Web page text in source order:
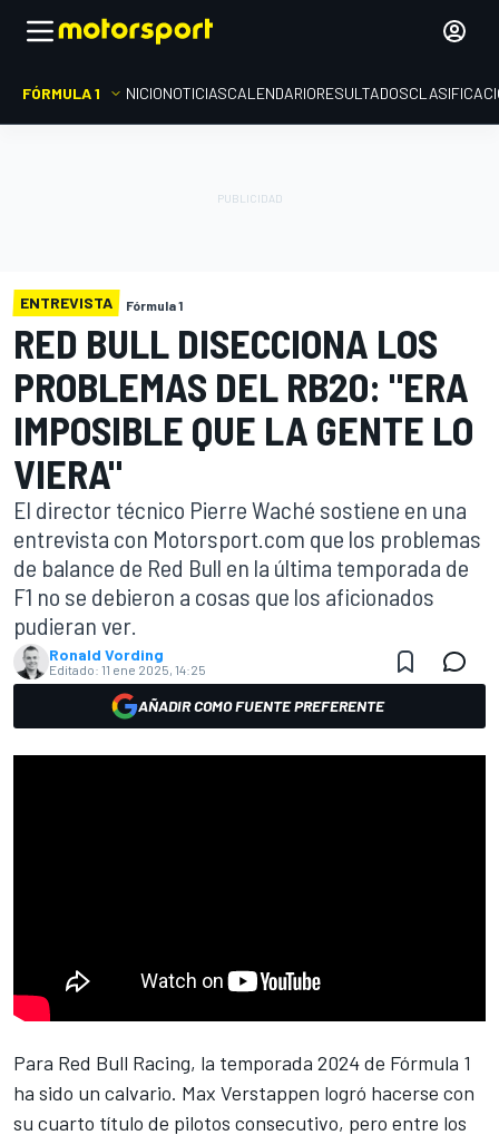
FÓRMULA 1 INICIONOTICIASCALENDARIORESULTADOS
ENTREVISTA Fórmula 1
RED BULL DISECCIONA LOS
PROBLEMAS DEL RB20: "ERA
IMPOSIBLE QUE LA GENTE LO
VIERA"
El director técnico Pierre Waché sostiene en una
entrevista con Motorsport.com que los problemas
de balance de Red Bull en la última temporada de
F1 no se debieron a cosas que los aficionados
pudieran ver.
Ronald Vording
Editado: 11 ene 2025, 14:25
AÑADIR COMO FUENTE PREFERENTE
Para Red Bull Racing, la temporada 2024 de Fórmula 1
ha sido un calvario. Max Verstappen logró hacerse con
su cuarto título de pilotos consecutivo, pero entre los